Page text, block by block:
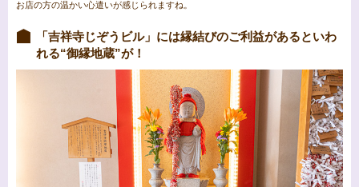
お店の方の温かい心遣いが感じられますね。
「吉祥寺じぞうビル」には縁結びのご利益があるといわ
れる“御縁地蔵”が！